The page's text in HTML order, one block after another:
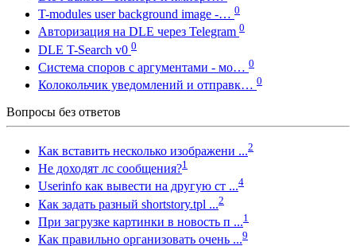
T-modules user background image -… 0
Авторизация на DLE через Telegram 0
DLE T-Search v0 0
Система споров с аргументами - мо… 0
Колокольчик уведомлений и отправк… 0
Вопросы без ответов
Как вставить несколько изображени ...2
Не доходят лс сообщения?1
Userinfo как вывести на другую ст ...4
Как задать разный shortstory.tpl ...2
При загрузке картинки в новость п ...1
Как правильно организовать очень ...9